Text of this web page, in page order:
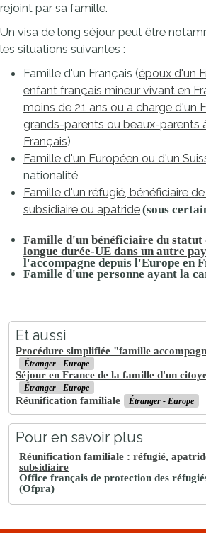
rejoint par sa famille.
Un visa de long séjour peut être
les situations suivantes :
Famille d'un Français (époux d'un
enfant français mineur vivant en
moins de 21 ans ou à charge d'un
grands-parents ou beaux-parents
Français)
Famille d'un Européen ou d'un
nationalité
Famille d'un réfugié, bénéficiaire
subsidiaire ou apatride(sous
Famille d'un bénéficiaire du statut
longue durée-UE dans un autre
l'accompagne depuis l'Europe en
Famille d'une personne ayant la
Et aussi
Procédure simplifiée "famille
Étranger - Europe
Séjour en France de la famille d'un
Étranger - Europe
Réunification familiale Étranger - Europe
Pour en savoir plus
Réunification familiale : réfugié,
subsidiaire
Office français de protection des
(Ofpra)